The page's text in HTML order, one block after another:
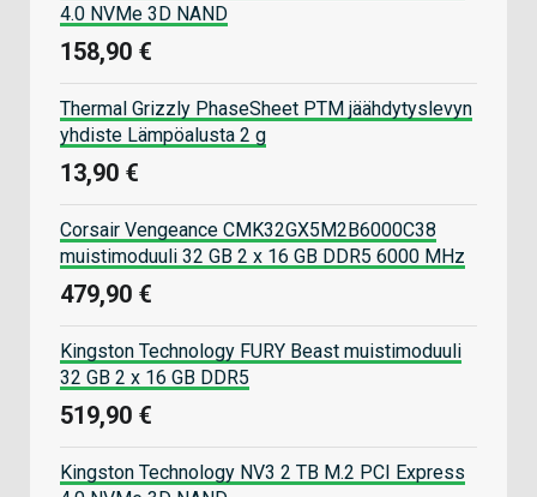
4.0 NVMe 3D NAND
158,90 €
Thermal Grizzly PhaseSheet PTM jäähdytyslevyn
yhdiste Lämpöalusta 2 g
13,90 €
Corsair Vengeance CMK32GX5M2B6000C38
muistimoduuli 32 GB 2 x 16 GB DDR5 6000 MHz
479,90 €
Kingston Technology FURY Beast muistimoduuli
32 GB 2 x 16 GB DDR5
519,90 €
Kingston Technology NV3 2 TB M.2 PCI Express